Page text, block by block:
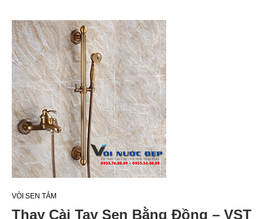
VÒI SEN TẮM
Thay Cài Tay Sen Bằng Đồng – VST